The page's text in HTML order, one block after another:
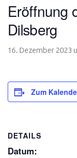
Eröffnung
Dilsberg
16. Dezember 2023
Zum
DETAILS
Datum: